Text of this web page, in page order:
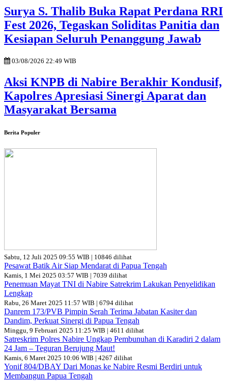
Surya S. Thalib Buka Rapat Perdana RRI
Fest 2026, Tegaskan Soliditas Panitia dan
Kesiapan Seluruh Penanggung Jawab
03/08/2026 22:49 WIB
Aksi KNPB di Nabire Berakhir Kondusif,
Kapolres Apresiasi Sinergi Aparat dan
Masyarakat Bersama
Berita Populer
Sabtu, 12 Juli 2025 09:55 WIB | 10846 dilihat
Pesawat Batik Air Siap Mendarat di Papua Tengah
Kamis, 1 Mei 2025 03:57 WIB | 7039 dilihat
Penemuan Mayat TNI di Nabire Satrekrim Lakukan Penyelidikan
Lengkap
Rabu, 26 Maret 2025 11:57 WIB | 6794 dilihat
Danrem 173/PVB Pimpin Serah Terima Jabatan Kasiter dan
Dandim, Perkuat Sinergi di Papua Tengah
Minggu, 9 Februari 2025 11:25 WIB | 4611 dilihat
Satreskrim Polres Nabire Ungkap Pembunuhan di Karadiri 2 dalam
24 Jam – Teguran Berujung Maut!
Kamis, 6 Maret 2025 10:06 WIB | 4267 dilihat
Yonif 804/DBAY Dari Monas ke Nabire Resmi Berdiri untuk
Membangun Papua Tengah